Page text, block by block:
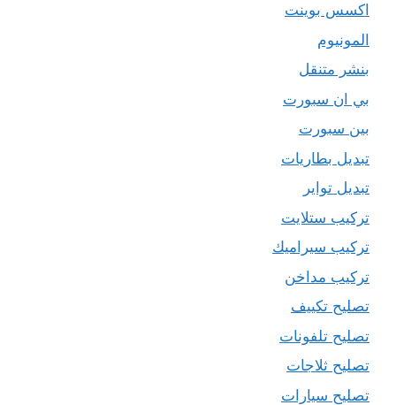
اكسس بوينت
المونيوم
بنشر متنقل
بي ان سبورت
بين سبورت
تبديل بطاريات
تبديل تواير
تركيب ستلايت
تركيب سيراميك
تركيب مداخن
تصليح تكييف
تصليح تلفونات
تصليح ثلاجات
تصليح سيارات